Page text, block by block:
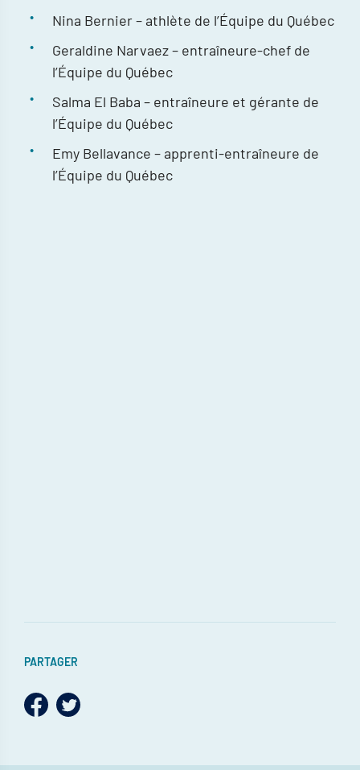
Nina Bernier – athlète de l’Équipe du Québec
Geraldine Narvaez – entraîneure-chef de
l’Équipe du Québec
Salma El Baba – entraîneure et gérante de
l’Équipe du Québec
Emy Bellavance – apprenti-entraîneure de
l’Équipe du Québec
PARTAGER